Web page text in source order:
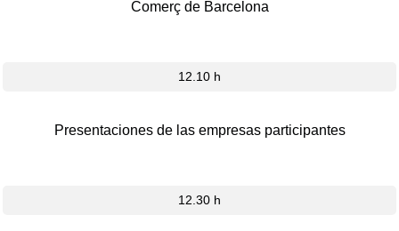
Comerç de Barcelona
12.10 h
Presentaciones de las empresas participantes
12.30 h